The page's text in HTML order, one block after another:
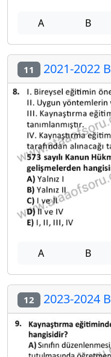
A B
11 2021-2022
A B
12 2023-2024